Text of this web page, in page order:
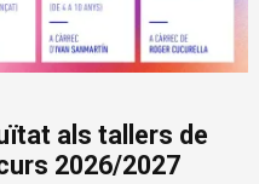
als tallers de
2026/2027